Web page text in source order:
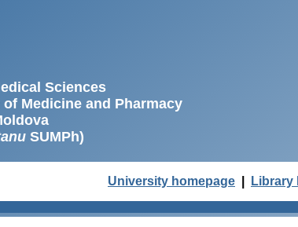
Sciences
Medicine and Pharmacy
SUMPh)
University homepage Library